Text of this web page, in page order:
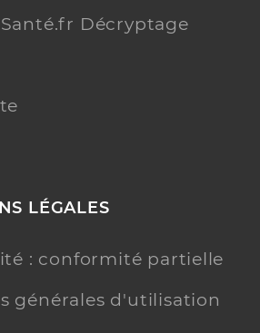
Décryptage
LÉGALES
: conformité partielle
générales d'utilisation